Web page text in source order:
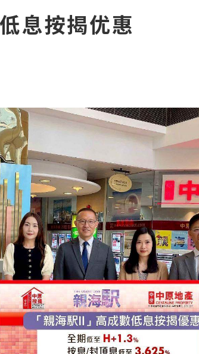
息按揭优惠